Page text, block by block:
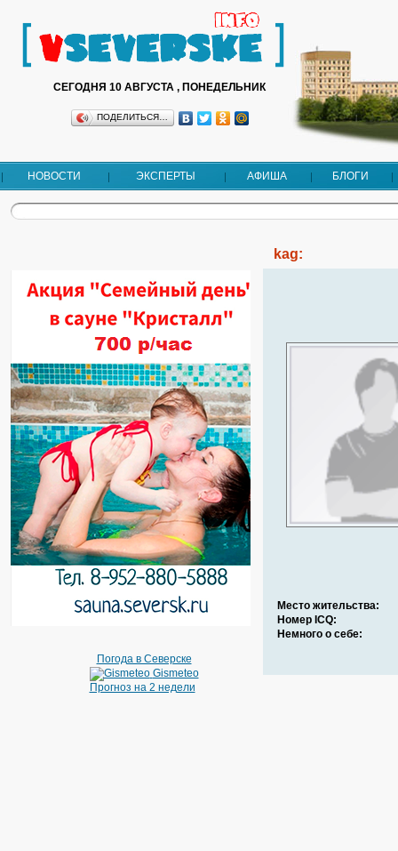
СЕГОДНЯ 10 АВГУСТА , ПОНЕДЕЛЬНИК
ПОДЕЛИТЬСЯ…
НОВОСТИ ЭКСПЕРТЫ АФИША БЛОГИ
Погода в Северске
Gismeteo
Прогноз на 2 недели
kag:
Место жительства:
Номер ICQ:
Немного о себе: